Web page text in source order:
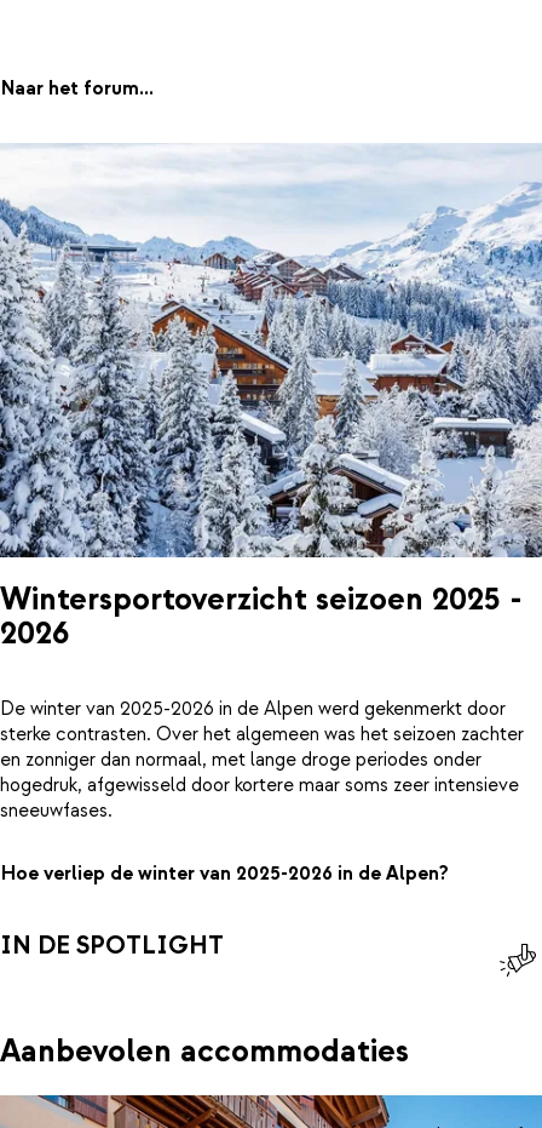
Naar het forum...
Wintersportoverzicht seizoen 2025 -
2026
De winter van 2025-2026 in de Alpen werd gekenmerkt door
sterke contrasten. Over het algemeen was het seizoen zachter
en zonniger dan normaal, met lange droge periodes onder
hogedruk, afgewisseld door kortere maar soms zeer intensieve
sneeuwfases.
Hoe verliep de winter van 2025-2026 in de Alpen?
IN DE SPOTLIGHT
Aanbevolen accommodaties